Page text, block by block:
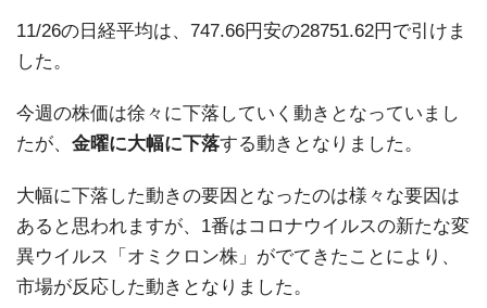
11/26の日経平均は、747.66円安の28751.62円で引けま
した。
今週の株価は徐々に下落していく動きとなっていまし
たが、 金曜に大幅に下落する動きとなりました。
大幅に下落した動きの要因となったのは様々な要因は
あると思われますが、1番はコロナウイルスの新たな変
異ウイルス「オミクロン株」がでてきたことにより、
市場が反応した動きとなりました。